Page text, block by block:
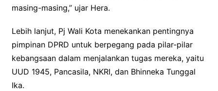
masing-masing,” ujar Hera.
Lebih lanjut, Pj Wali Kota menekankan pentingnya
pimpinan DPRD untuk berpegang pada pilar-pilar
kebangsaan dalam menjalankan tugas mereka, yaitu
UUD 1945, Pancasila, NKRI, dan Bhinneka Tunggal
Ika.